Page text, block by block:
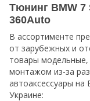
Тюнинг BMW 7
360Auto
В ассортименте
от зарубежных и
товары модельные,
монтажом из-за
автоаксессуары
Украине: